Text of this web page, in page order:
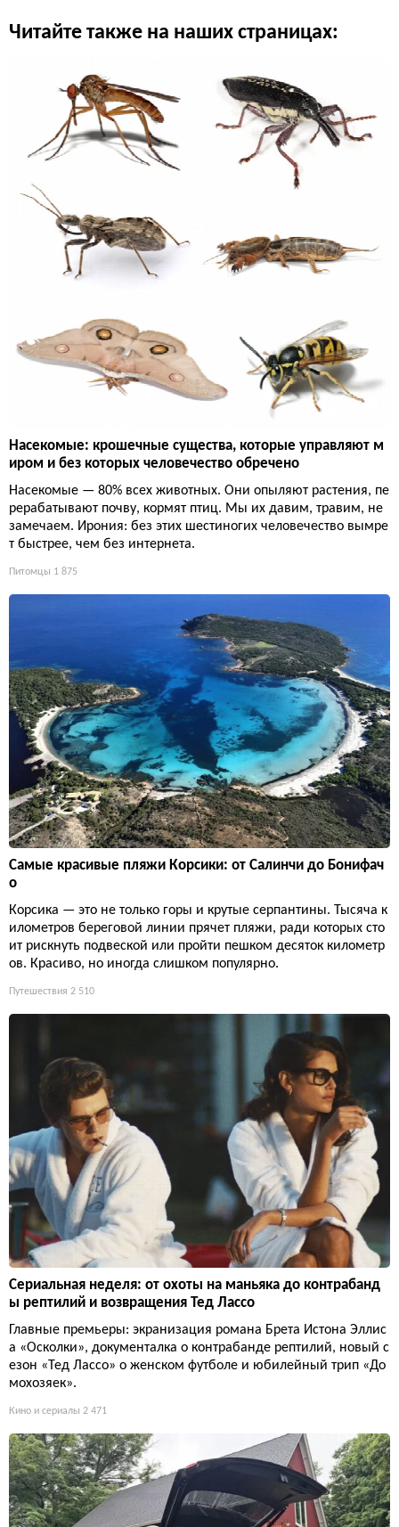
Читайте также на наших страницах:
Насекомые: крошечные существа, которые управляют м
иром и без которых человечество обречено
Насекомые — 80% всех животных. Они опыляют растения, пе
рерабатывают почву, кормят птиц. Мы их давим, травим, не
замечаем. Ирония: без этих шестиногих человечество вымре
т быстрее, чем без интернета.
Питомцы 1 875
Самые красивые пляжи Корсики: от Салинчи до Бонифач
о
Корсика — это не только горы и крутые серпантины. Тысяча к
илометров береговой линии прячет пляжи, ради которых сто
ит рискнуть подвеской или пройти пешком десяток километр
ов. Красиво, но иногда слишком популярно.
Путешествия 2 510
Сериальная неделя: от охоты на маньяка до контрабанд
ы рептилий и возвращения Тед Лассо
Главные премьеры: экранизация романа Брета Истона Эллис
а «Осколки», документалка о контрабанде рептилий, новый с
езон «Тед Лассо» о женском футболе и юбилейный трип «До
мохозяек».
Кино и сериалы 2 471